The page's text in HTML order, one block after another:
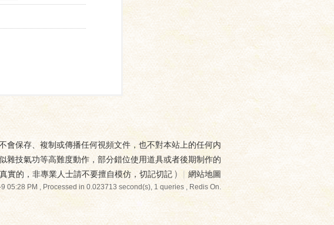
會保存、複制或傳播任何視頻文件，也不對本站上的任何内
技氣功等高難度動作，部分錯位使用道具或者後期制作的
實的，非專業人士請不要擅自模仿，切記切記 ) | 網站地圖
05:28 PM, Processed in 0.023713 second(s), 1 queries , Redis On.